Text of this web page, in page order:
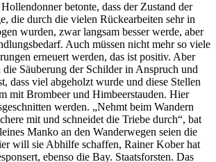
betonte, dass der Zustand der
die durch die vielen Rückearbeiten sehr in
wurden, zwar langsam besser werde, aber
Auch müssen nicht mehr so viele
erneuert werden, das ist positiv. Aber
Säuberung der Schilder in Anspruch und
dass viel abgeholzt wurde und diese Stellen
mit Brombeer und Himbeerstauden. Hier
werden. „Nehmt beim Wandern
mit und schneidet die Triebe durch“, bat
Manko an den Wanderwegen seien die
will sie Abhilfe schaffen, Rainer Kober hat
ebenso die Bay. Staatsforsten. Das